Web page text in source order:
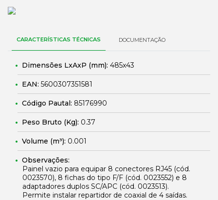
CARACTERÍSTICAS TÉCNICAS DOCUMENTAÇÃO
Dimensões LxAxP (mm): 485x43
EAN: 5600307351581
Código Pautal: 85176990
Peso Bruto (Kg): 0.37
Volume (m³): 0.001
Observações:
Painel vazio para equipar 8 conectores RJ45 (cód.
0023570), 8 fichas do tipo F/F (cód. 0023552) e 8
adaptadores duplos SC/APC (cód. 0023513).
Permite instalar repartidor de coaxial de 4 saídas.